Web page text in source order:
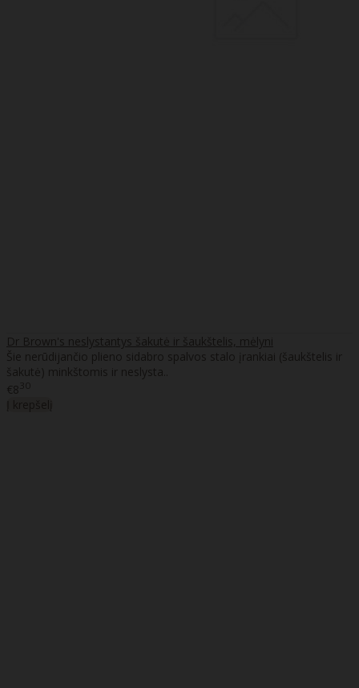
Dr Brown's neslystantys šakutė ir šaukštelis, mėlyni
Šie nerūdijančio plieno sidabro spalvos stalo įrankiai (šaukštelis ir
šakutė) minkštomis ir neslysta..
€8 30